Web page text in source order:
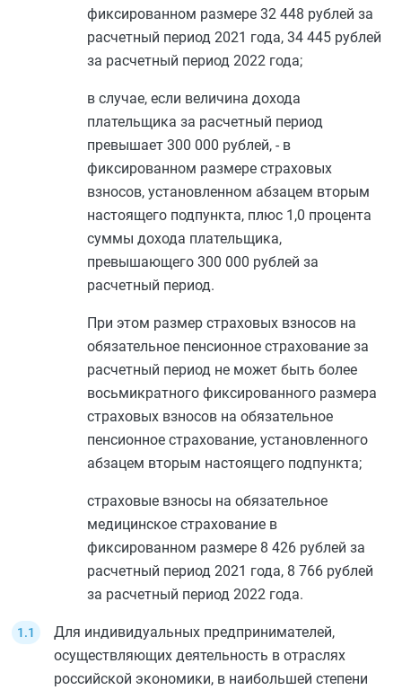
фиксированном размере 32 448 рублей за
расчетный период 2021 года, 34 445 рублей
за расчетный период 2022 года;
в случае, если величина дохода
плательщика за расчетный период
превышает 300 000 рублей, - в
фиксированном размере страховых
взносов, установленном абзацем вторым
настоящего подпункта, плюс 1,0 процента
суммы дохода плательщика,
превышающего 300 000 рублей за
расчетный период.
При этом размер страховых взносов на
обязательное пенсионное страхование за
расчетный период не может быть более
восьмикратного фиксированного размера
страховых взносов на обязательное
пенсионное страхование, установленного
абзацем вторым настоящего подпункта;
страховые взносы на обязательное
медицинское страхование в
фиксированном размере 8 426 рублей за
расчетный период 2021 года, 8 766 рублей
за расчетный период 2022 года.
Для индивидуальных предпринимателей,
осуществляющих деятельность в отраслях
российской экономики, в наибольшей степени